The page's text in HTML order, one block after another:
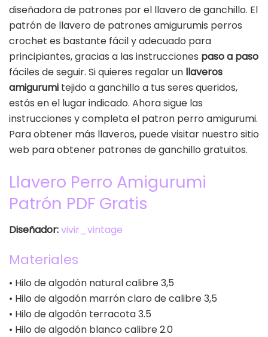
diseñadora de patrones por el llavero de ganchillo. El
patrón de llavero de patrones amigurumis perros
crochet es bastante fácil y adecuado para
principiantes, gracias a las instrucciones paso a paso
fáciles de seguir. Si quieres regalar un llaveros
amigurumi tejido a ganchillo a tus seres queridos,
estás en el lugar indicado. Ahora sigue las
instrucciones y completa el patron perro amigurumi.
Para obtener más llaveros, puede visitar nuestro sitio
web para obtener patrones de ganchillo gratuitos.
Llavero Perro Amigurumi
Patrón PDF Gratis
Diseñador:vivir_vintage
Materiales
• Hilo de algodón natural calibre 3,5
• Hilo de algodón marrón claro de calibre 3,5
• Hilo de algodón terracota 3.5
• Hilo de algodón blanco calibre 2.0